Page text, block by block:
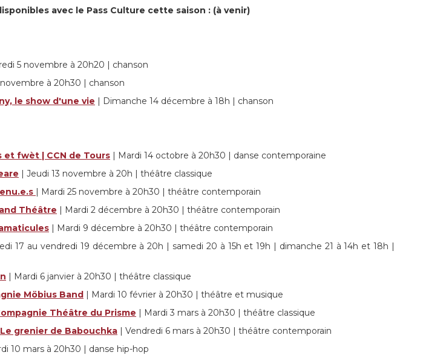
avec le Pass Culture cette saison : (à venir)
5 novembre à 20h20 | chanson
à 20h30 | chanson
le show d'une vie | Dimanche 14 décembre à 18h | chanson
et fwèt | CCN de Tours | Mardi 14 octobre à 20h30 | danse contemporaine
| Jeudi 13 novembre à 20h | théâtre classique
| Mardi 25 novembre à 20h30 | théâtre contemporain
Théâtre | Mardi 2 décembre à 20h30 | théâtre contemporain
| Mardi 9 décembre à 20h30 | théâtre contemporain
17 au vendredi 19 décembre à 20h | samedi 20 à 15h et 19h | dimanche 21 à 14h et 18h |
| Mardi 6 janvier à 20h30 | théâtre classique
Möbius Band | Mardi 10 février à 20h30 | théâtre et musique
Théâtre du Prisme | Mardi 3 mars à 20h30 | théâtre classique
grenier de Babouchka | Vendredi 6 mars à 20h30 | théâtre contemporain
10 mars à 20h30 | danse hip-hop